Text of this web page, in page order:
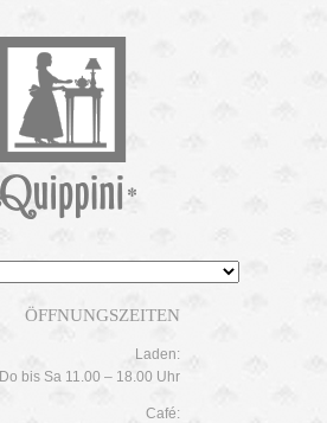
ÖFFNUNGSZEITEN
Laden:
Do bis Sa 11.00 – 18.00 Uhr
Café: